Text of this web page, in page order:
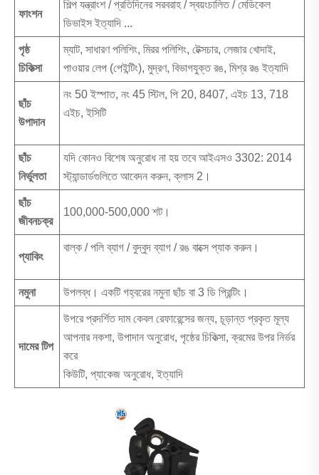
ফাংশন
শিল্প যন্ত্রাংশ / প্রতিদিনের সরবরাহ / স্বয়ংচালিত / মেডিকেল
ডিভাইস ইত্যাদি ...
পৃষ্ঠ
চিকিত্সা
ম্যাট, সাধারণ পলিশিং, মিরর পলিশিং, টেক্সচার, লেজার খোদাই,
পাওয়ার লেপ (পেইন্টিং), মুদ্রণ, বিভাগযুক্ত রঙ, মিশ্র রঙ ইত্যাদি
ছাঁচ
উপাদান
নং 50 ইস্পাত, নং 45 স্টিল, পি 20, 8407, এইচ 13, 718
এইচ, ইসিটি
ছাঁচ
নির্ভুলতা
যদি কোনও বিশেষ অনুরোধ না হয় তবে আইএসও 3302: 2014
স্ট্যান্ডার্ডগুলিতে আবেদন করুন, ক্লাস 2।
ছাঁচ
জীবনচক্র
100,000-500,000 শট।
প্যাকিং
বাল্ক / পলি ব্যাগ / বুদ্বুদ ব্যাগ / রঙ বাক্সে প্যাক করুন।
নমুনা উপলব্ধ। একটি গহ্বরের নমুনা ছাঁচ বা 3 ডি প্রিন্টিং।
দামের টিপ
উপরে প্রদর্শিত দাম কেবল রেফারেন্সের জন্য, চূড়ান্ত প্রকৃত মূল্য
আপনার নকশা, উপাদান অনুরোধ, পৃষ্ঠের চিকিত্সা, ক্রমের উপর নির্ভর
করে
কিউটি, প্যাকেজ অনুরোধ, ইত্যাদি